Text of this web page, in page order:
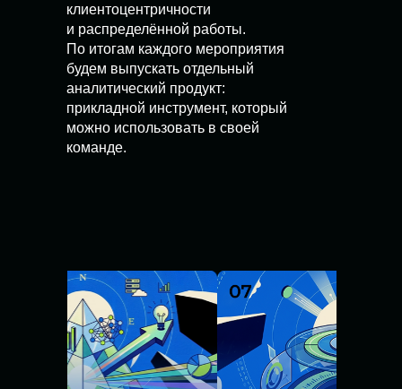
клиентоцентричности
и распределённой работы.
По итогам каждого мероприятия
будем выпускать отдельный
аналитический продукт:
прикладной инструмент, который
можно использовать в своей
команде.